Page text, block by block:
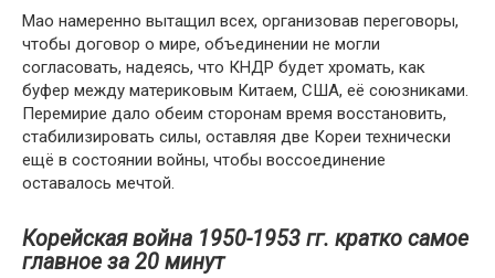
Мао намеренно вытащил всех, организовав переговоры,
чтобы договор о мире, объединении не могли
согласовать, надеясь, что КНДР будет хромать, как
буфер между материковым Китаем, США, её союзниками.
Перемирие дало обеим сторонам время восстановить,
стабилизировать силы, оставляя две Кореи технически
ещё в состоянии войны, чтобы воссоединение
оставалось мечтой.
Корейская война 1950-1953 гг. кратко самое
главное за 20 минут